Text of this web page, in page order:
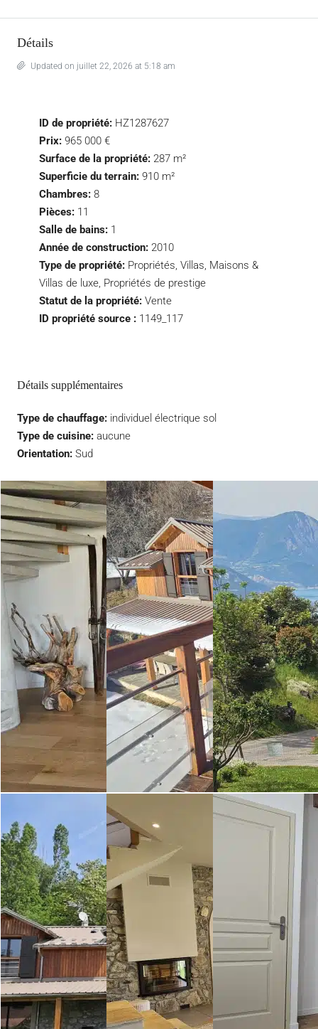
Détails
Updated on juillet 22, 2026 at 5:18 am
ID de propriété: HZ1287627
Prix: 965 000 €
Surface de la propriété: 287 m²
Superficie du terrain: 910 m²
Chambres: 8
Pièces: 11
Salle de bains: 1
Année de construction: 2010
Type de propriété: Propriétés, Villas, Maisons &
Villas de luxe, Propriétés de prestige
Statut de la propriété: Vente
ID propriété source : 1149_117
Détails supplémentaires
Type de chauffage: individuel électrique sol
Type de cuisine: aucune
Orientation: Sud